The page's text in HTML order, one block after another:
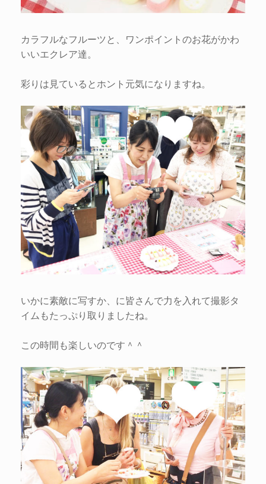
カラフルなフルーツと、ワンポイントのお花がかわ
いいエクレア達。
彩りは見ているとホント元気になりますね。
いかに素敵に写すか、に皆さんで力を入れて撮影タ
イムもたっぷり取りましたね。
この時間も楽しいのです＾＾